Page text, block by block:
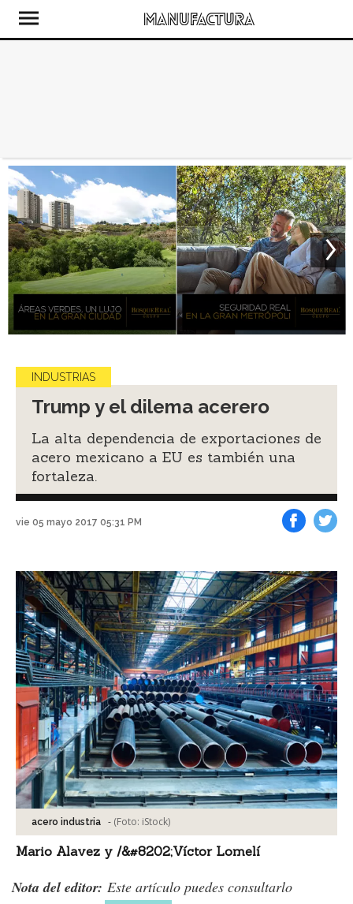
INDUSTRIAS
Trump y el dilema acerero
La alta dependencia de exportaciones de
acero mexicano a EU es también una
fortaleza.
vie 05 mayo 2017 05:31 PM
acero industria - (Foto: iStock)
Mario Alavez y /&#8202;Víctor Lomelí
Nota del editor: Este artículo puedes consultarlo